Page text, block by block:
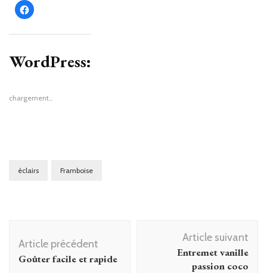
Cliquez
pour
Facebook(ouvre
nouvelle
fenêtre)
WordPress:
chargement…
éclairs Framboise
d'article
Article précédent
Goûter facile et rapide
Article suivant
Entremet vanille
passion coco